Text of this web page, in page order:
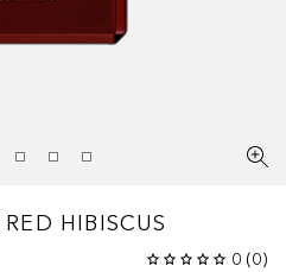
RED HIBISCUS
0 (0)